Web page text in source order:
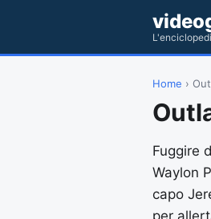
Home ›
Fuggire
Waylon
capo
per